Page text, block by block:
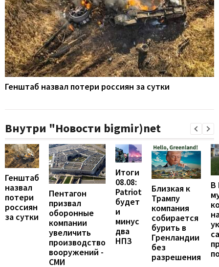
Генштаб назвал потери россиян за сутки
Внутри "Новости bigmir)net
Генштаб
назвал
потери
россиян
за сутки
Пентагон
призвал
оборонные
компании
увеличить
производство
вооружений -
СМИ
Итоги
08.08:
Patriot
будет
и
минус
два
НПЗ
Близкая к
Трампу
компания
собирается
бурить в
Гренландии
без
разрешения
В